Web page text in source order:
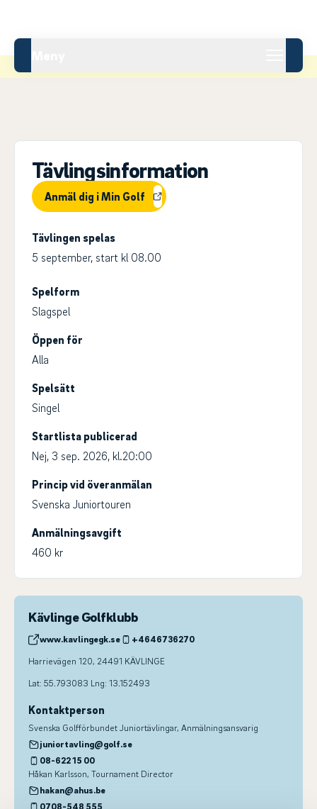
Tävlingsinformation
Anmäl dig i Min Golf
Tävlingen spelas
5 september, start kl 08.00
Spelform
Slagspel
Öppen för
Alla
Spelsätt
Singel
Startlista publicerad
Nej, 3 sep. 2026, kl.20:00
Princip vid överanmälan
Svenska Juniortouren
Anmälningsavgift
460 kr
Kävlinge Golfklubb
www.kavlingegk.se
+4646736270
Harrievägen 120, 24491 KÄVLINGE
Lat: 55.793083 Lng: 13.152493
Kontaktperson
Svenska Golfförbundet Juniortävlingar, Anmälningsansvarig
juniortavling@golf.se
08-622 15 00
Håkan Karlsson, Tournament Director
hakan@ahus.be
0708-548 555